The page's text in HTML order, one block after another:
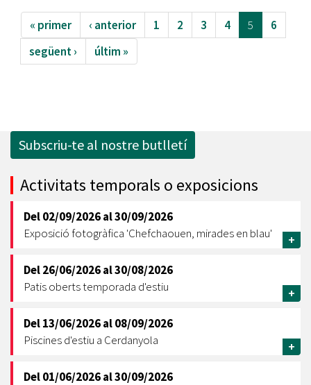
« primer ‹ anterior 1 2 3 4 5
6
següent ›
últim »
Subscriu-te al nostre butlletí
Activitats temporals o exposicions
Del02/09/2026al30/09/2026
Exposició fotogràfica 'Chefchaouen, mirades en blau'
+
Del26/06/2026al30/08/2026
Patis oberts temporada d'estiu
+
Del13/06/2026al08/09/2026
Piscines d'estiu a Cerdanyola
+
Del01/06/2026al30/09/2026